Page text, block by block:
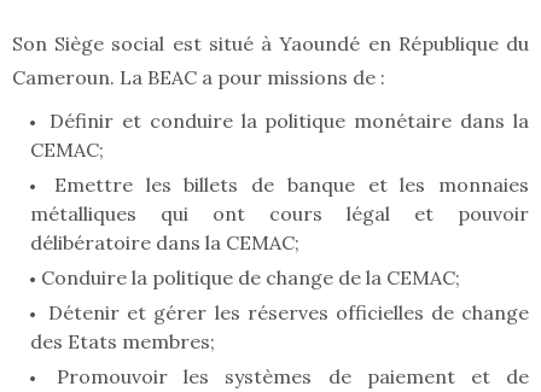
Son Siège social est situé à Yaoundé en République du
Cameroun. La BEAC a pour missions de :
Définir et conduire la politique monétaire dans la
CEMAC;
Emettre les billets de banque et les monnaies
métalliques qui ont cours légal et pouvoir
délibératoire dans la CEMAC;
Conduire la politique de change de la CEMAC;
Détenir et gérer les réserves officielles de change
des Etats membres;
Promouvoir les systèmes de paiement et de